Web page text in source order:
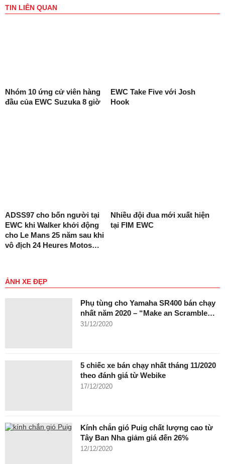
TIN LIÊN QUAN
Nhóm 10 ứng cử viên hàng
đầu của EWC Suzuka 8 giờ
EWC Take Five với Josh
Hook
ADSS97 cho bốn người tại
EWC khi Walker khởi động
cho Le Mans 25 năm sau khi
vô địch 24 Heures Motos…
Nhiều đội đua mới xuất hiện
tại FIM EWC
ẢNH XE ĐẸP
Phụ tùng cho Yamaha SR400 bán chạy
nhất năm 2020 – “Make an Scramble…
31/12/2020
5 chiếc xe bán chạy nhất tháng 11/2020
theo đánh giá từ Webike
17/12/2020
Kính chắn gió Puig chất lượng cao từ
Tây Ban Nha giảm giá đến 26%
12/12/2020